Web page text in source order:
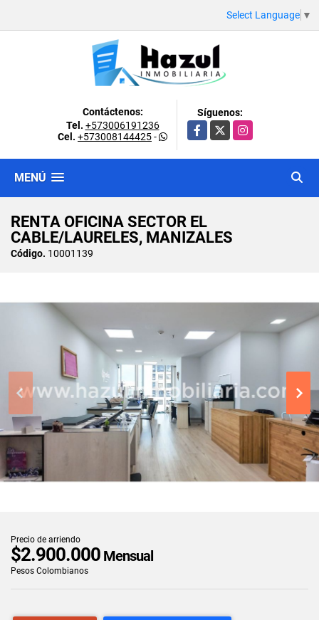
Select Language ▼
Contáctenos:
Tel. +573006191236
Cel. +573008144425-
Síguenos:
Facebook
X Instagram
MENÚ
RENTA OFICINA SECTOR EL
CABLE/LAURELES, MANIZALES
Código. 10001139
Precio de arriendo
$2.900.000 Mensual
Pesos Colombianos